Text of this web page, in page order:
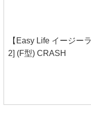
【Easy Life イージー
2] (F型) CRASH